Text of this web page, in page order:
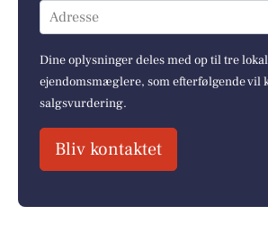
Adresse
Dine oplysninger deles med op til tre
ejendomsmæglere, som efterfølgende vil
salgsvurdering.
Bliv kontaktet